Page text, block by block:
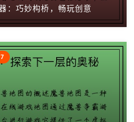
：巧妙构桥，畅玩创意